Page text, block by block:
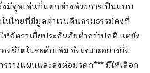
มีจุดเด่นที่แตกต่างด้วยการเป็นแบบ
นไทยที่มีมูลค่าเวนคืนกรมธรรม์คงที่
อัตราเบี้ยประกันภัยต่ำกว่าปกติ แต่ยัง
ชีวิตในระดับเดิม จึงเหมาะอย่างยิ่ง
วางแผนและส่งต่อมรดก*** มีให้เลือก